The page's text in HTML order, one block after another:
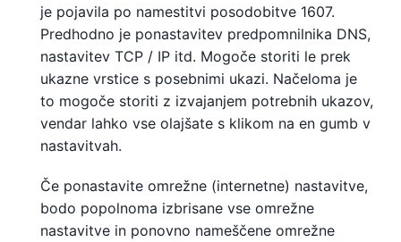
je pojavila po namestitvi posodobitve 1607.
Predhodno je ponastavitev predpomnilnika DNS,
nastavitev TCP / IP itd. Mogoče storiti le prek
ukazne vrstice s posebnimi ukazi. Načeloma je
to mogoče storiti z izvajanjem potrebnih ukazov,
vendar lahko vse olajšate s klikom na en gumb v
nastavitvah.
Če ponastavite omrežne (internetne) nastavitve,
bodo popolnoma izbrisane vse omrežne
nastavitve in ponovno nameščene omrežne